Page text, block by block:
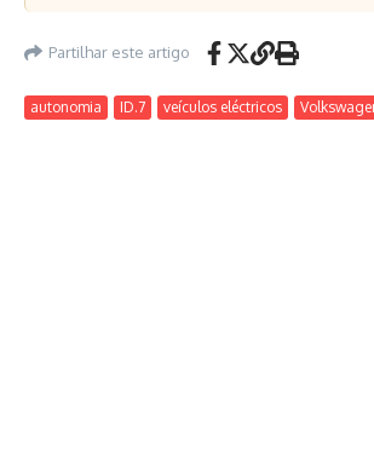
Partilhar este artigo
autonomia ID.7 veículos eléctricos